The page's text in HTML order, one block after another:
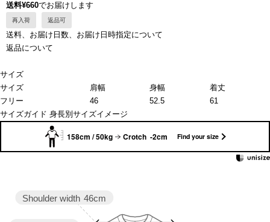
送料¥660でお届けします
再入荷 返品可
送料、お届け日数、お届け日時指定について
返品について
サイズ
サイズ
肩幅 身幅
着丈
フリー
46 52.5
61
サイズガイド 身長別サイズイメージ
158cm / 50kg Crotch -2cm Find your size
Shoulder width 46cm